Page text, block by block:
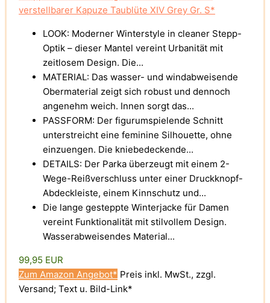
verstellbarer Kapuze Taublüte XIV Grey Gr. S*
LOOK: Moderner Winterstyle in cleaner Stepp-
Optik – dieser Mantel vereint Urbanität mit
zeitlosem Design. Die...
MATERIAL: Das wasser- und windabweisende
Obermaterial zeigt sich robust und dennoch
angenehm weich. Innen sorgt das...
PASSFORM: Der figurumspielende Schnitt
unterstreicht eine feminine Silhouette, ohne
einzuengen. Die kniebedeckende...
DETAILS: Der Parka überzeugt mit einem 2-
Wege-Reißverschluss unter einer Druckknopf-
Abdeckleiste, einem Kinnschutz und...
Die lange gesteppte Winterjacke für Damen
vereint Funktionalität mit stilvollem Design.
Wasserabweisendes Material...
99,95 EUR
Zum Amazon Angebot* Preis inkl. MwSt., zzgl.
Versand; Text u. Bild-Link*